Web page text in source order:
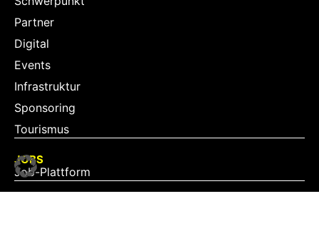
Partner
Digital
Events
Infrastruktur
Sponsoring
Tourismus
JOBS
Job-Plattform